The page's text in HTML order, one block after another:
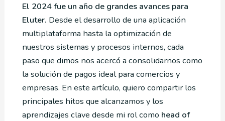
El 2024 fue un año de grandes avances para
Eluter. Desde el desarrollo de una aplicación
multiplataforma hasta la optimización de
nuestros sistemas y procesos internos, cada
paso que dimos nos acercó a consolidarnos como
la solución de pagos ideal para comercios y
empresas. En este artículo, quiero compartir los
principales hitos que alcanzamos y los
aprendizajes clave desde mi rol como head of